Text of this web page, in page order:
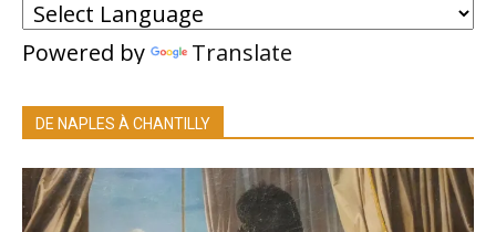
Powered by Translate
DE NAPLES À CHANTILLY